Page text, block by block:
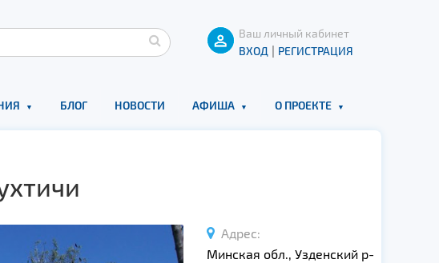
Ваш личный кабинет
ВХОД | РЕГИСТРАЦИЯ
БЛОГ НОВОСТИ АФИША О ПРОЕКТЕ
Адрес:
Минская обл., Узденский р-